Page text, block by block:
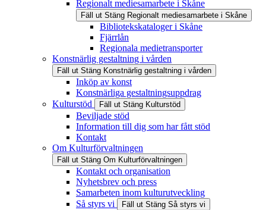
Regionalt mediesamarbete i Skåne
Fäll ut Stäng Regionalt mediesamarbete i Skåne
Bibliotekskataloger i Skåne
Fjärrlån
Regionala medietransporter
Konstnärlig gestaltning i vården
Fäll ut Stäng Konstnärlig gestaltning i vården
Inköp av konst
Konstnärliga gestaltningsuppdrag
Kulturstöd
Fäll ut Stäng Kulturstöd
Beviljade stöd
Information till dig som har fått stöd
Kontakt
Om Kulturförvaltningen
Fäll ut Stäng Om Kulturförvaltningen
Kontakt och organisation
Nyhetsbrev och press
Samarbeten inom kulturutveckling
Så styrs vi
Fäll ut Stäng Så styrs vi